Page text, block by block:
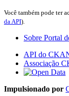
Você também pode ter
da API).
Sobre Portal
API do
Associação
Impulsionado por